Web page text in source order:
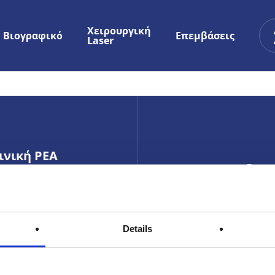
Details
Βιογραφικό Χειρουργική
Laser Επεμβάσεις
ΡΕΑ
17564
Μη
σας